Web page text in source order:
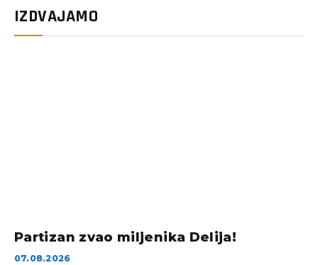
IZDVAJAMO
Partizan zvao miljenika Delija!
07.08.2026